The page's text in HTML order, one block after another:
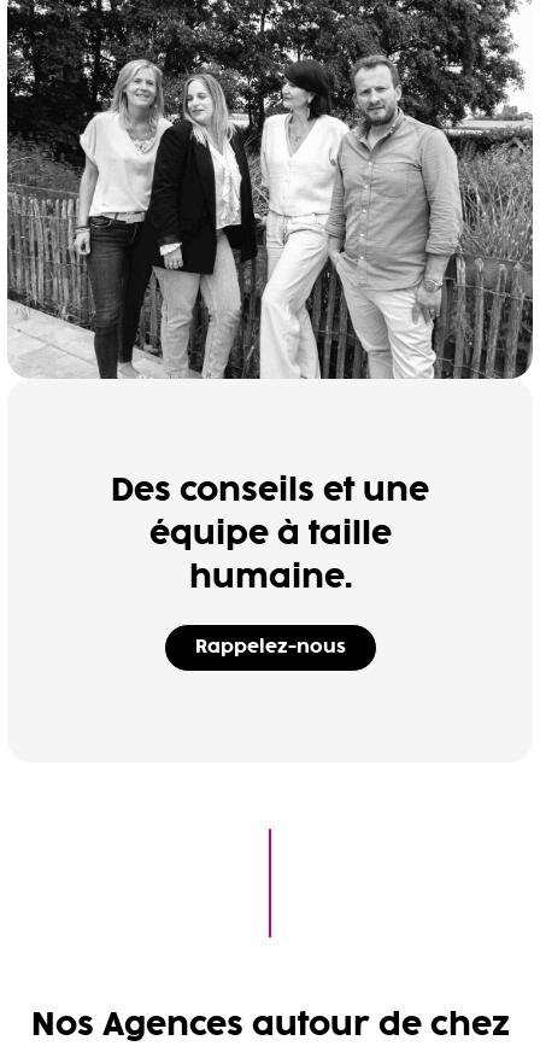
Des conseils et une
équipe à taille
humaine.
Rappelez-nous
Nos Agences autour de chez